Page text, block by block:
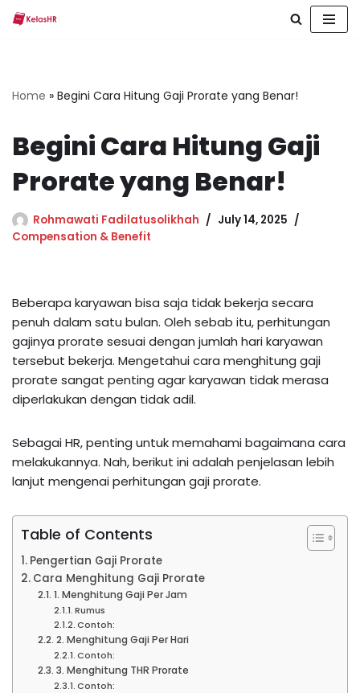
Home » Begini Cara Hitung Gaji Prorate yang Benar!
Begini Cara Hitung Gaji
Prorate yang Benar!
Rohmawati Fadilatusolikhah
July 14, 2025
Compensation & Benefit
Beberapa karyawan bisa saja tidak bekerja secara
penuh dalam satu bulan. Oleh sebab itu, perhitungan
gajinya prorate sesuai dengan jumlah hari karyawan
tersebut bekerja. Mengetahui cara menghitung gaji
prorate sangat penting agar karyawan tidak merasa
diperlakukan dengan tidak adil.
Sebagai HR, penting untuk memahami bagaimana cara
melakukannya. Nah, berikut ini adalah penjelasan lebih
lanjut mengenai perhitungan gaji prorate.
Table of Contents
Pengertian Gaji Prorate
Cara Menghitung Gaji Prorate
1. Menghitung Gaji Per Jam
Rumus
Contoh:
2. Menghitung Gaji Per Hari
Contoh:
3. Menghitung THR Prorate
Contoh: